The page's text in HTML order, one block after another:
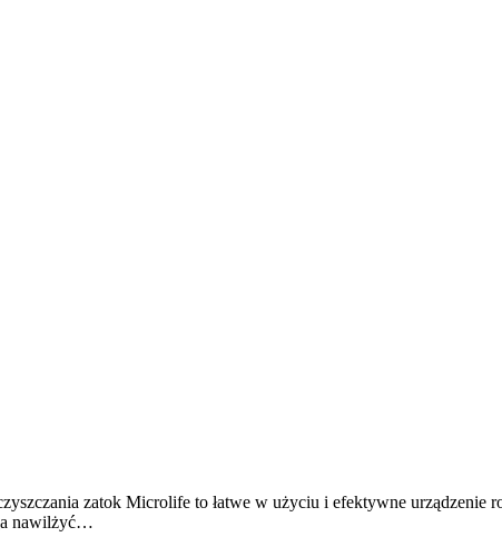
zatok Microlife to łatwe w użyciu i efektywne urządzenie
nawilżyć…